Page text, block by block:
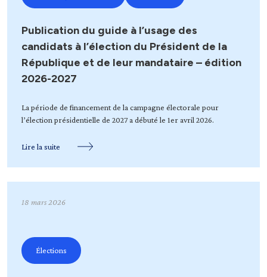
Publication du guide à l’usage des
candidats à l’élection du Président de la
République et de leur mandataire – édition
2026-2027
La période de financement de la campagne électorale pour
l’élection présidentielle de 2027 a débuté le 1er avril 2026.
Lire la suite
18 mars 2026
Élections